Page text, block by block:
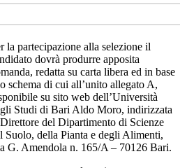
la partecipazione alla selezione il
dovrà produrre apposita
redatta su carta libera ed in base
schema di cui all’unito allegato A,
su sito web dell’Università
Studi di Bari Aldo Moro, indirizzata
del Dipartimento di Scienze
Suolo, della Pianta e degli Alimenti,
G. Amendola n. 165/A – 70126 Bari.